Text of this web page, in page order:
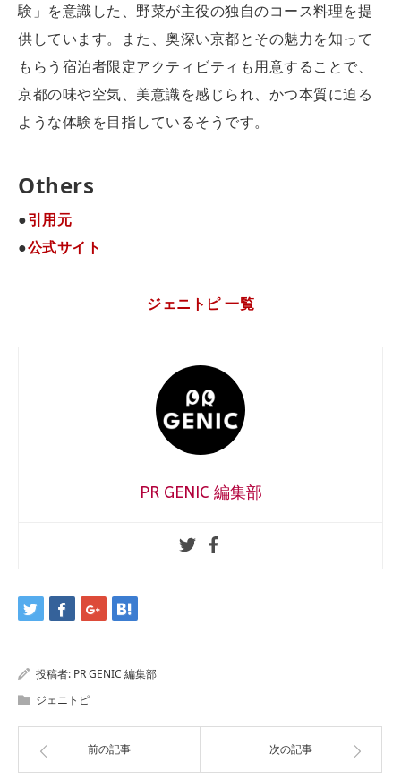
験」を意識した、野菜が主役の独自のコース料理を提
供しています。また、奥深い京都とその魅力を知って
もらう宿泊者限定アクティビティも用意することで、
京都の味や空気、美意識を感じられ、かつ本質に迫る
ような体験を目指しているそうです。
Others
●引用元
●公式サイト
ジェニトピ 一覧
PR GENIC 編集部
投稿者: PR GENIC 編集部
ジェニトピ
前の記事 次の記事